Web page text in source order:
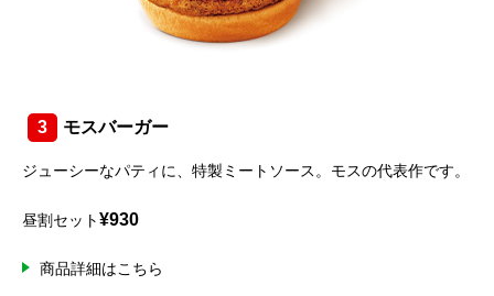
3 モスバーガー
ジューシーなパティに、特製ミートソース。モスの代表作です。
昼割セット¥930
商品詳細はこちら